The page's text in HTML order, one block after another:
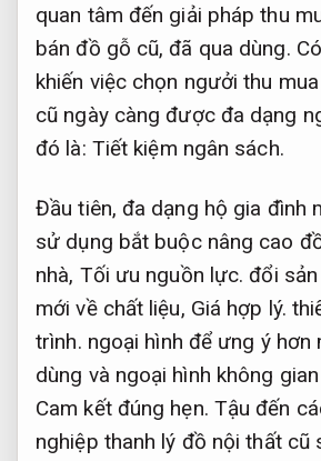
quan tâm đến giải pháp thu
bán đồ gỗ cũ, đã qua dùng.
khiến việc chọn ngưởi thu
cũ ngày càng được đa dạng
đó là: Tiết kiệm ngân sách.
Đầu tiên, đa dạng hộ gia đình
sử dụng bắt buộc nâng cao
nhà, Tối ưu nguồn lực. đổi
mới về chất liệu, Giá hợp lý.
trình. ngoại hình để ưng ý hơn
dùng và ngoại hình không
Cam kết đúng hẹn. Tậu đến
nghiệp thanh lý đồ nội thất cũ